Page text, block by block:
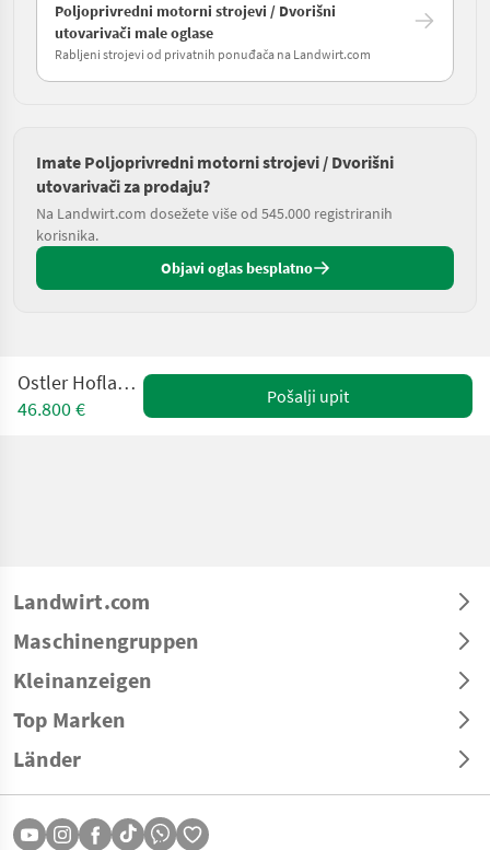
Poljoprivredni motorni strojevi / Dvorišni
utovarivači male oglase
Rabljeni strojevi od privatnih ponuđača na Landwirt.com
Imate Poljoprivredni motorni strojevi / Dvorišni
utovarivači za prodaju?
Na Landwirt.com dosežete više od 545.000 registriranih
korisnika.
Objavi oglas besplatno
Ostler Hoflader K2 TT
46.800 €
Pošalji upit
Landwirt.com
Maschinengruppen
Kleinanzeigen
Top Marken
Länder